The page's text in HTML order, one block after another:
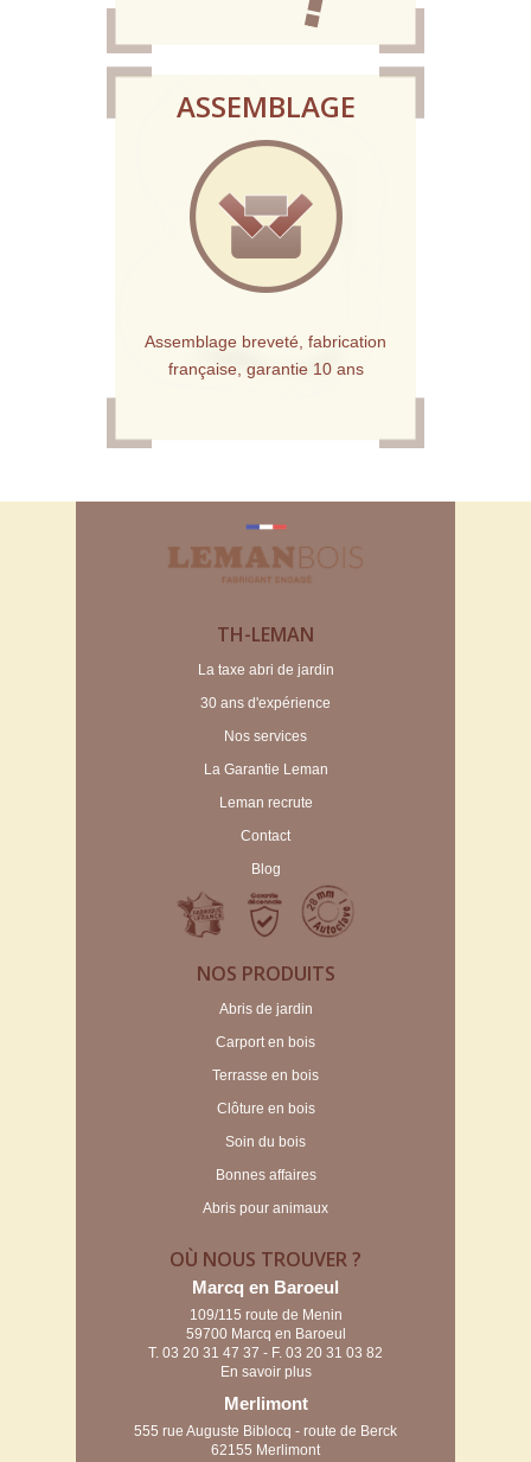
ASSEMBLAGE
Assemblage breveté, fabrication
française, garantie 10 ans
TH-LEMAN
La taxe abri de jardin
30 ans d'expérience
Nos services
La Garantie Leman
Leman recrute
Contact
Blog
NOS PRODUITS
Abris de jardin
Carport en bois
Terrasse en bois
Clôture en bois
Soin du bois
Bonnes affaires
Abris pour animaux
OÙ NOUS TROUVER ?
Marcq en Baroeul
109/115 route de Menin
59700 Marcq en Baroeul
T. 03 20 31 47 37 - F. 03 20 31 03 82
En savoir plus
Merlimont
555 rue Auguste Biblocq - route de Berck
62155 Merlimont